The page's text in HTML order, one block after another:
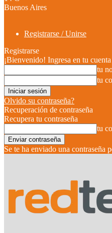
Buenos Aires
Registrarse / Unirse
Registrarse
¡Bienvenido! Ingresa en tu cuenta
tu
tu
Olvido su contraseña?
Recuperación de contraseña
Recupera tu contraseña
tu
Se te ha enviado una contraseña